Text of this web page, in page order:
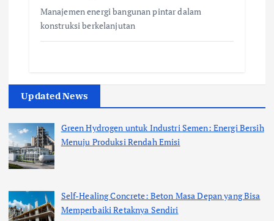
Manajemen energi bangunan pintar dalam
konstruksi berkelanjutan
Updated News
Green Hydrogen untuk Industri Semen: Energi Bersih
Menuju Produksi Rendah Emisi
Self-Healing Concrete: Beton Masa Depan yang Bisa
Memperbaiki Retaknya Sendiri